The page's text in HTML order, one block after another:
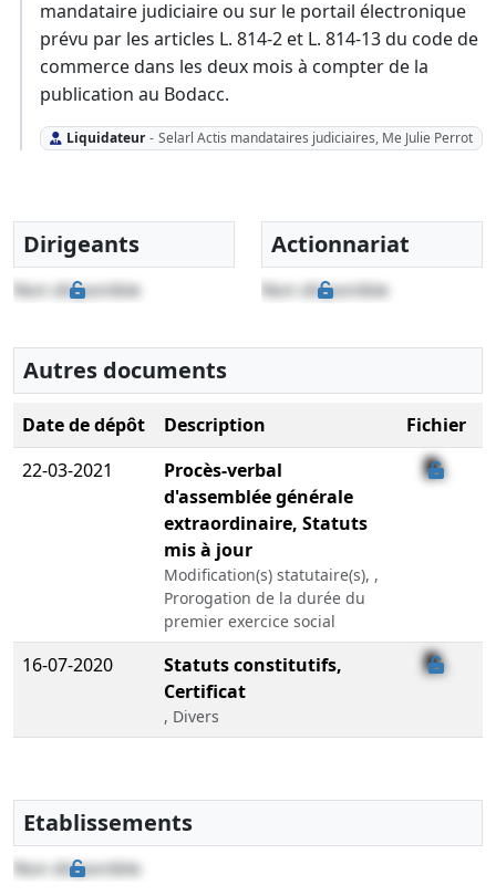
mandataire judiciaire ou sur le portail électronique
prévu par les articles L. 814-2 et L. 814-13 du code de
commerce dans les deux mois à compter de la
publication au Bodacc.
Liquidateur - Selarl Actis mandataires judiciaires, Me Julie Perrot
Dirigeants
Non disponible
Actionnariat
Non disponible
Autres documents
Date de dépôt Description
Fichier
22-03-2021
Procès-verbal
d'assemblée générale
extraordinaire, Statuts
mis à jour
Modification(s) statutaire(s), ,
Prorogation de la durée du
premier exercice social
16-07-2020
Statuts constitutifs,
Certificat
, Divers
Etablissements
Non disponible